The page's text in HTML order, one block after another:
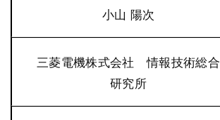
小山 陽次
三菱電機株式会社 情報技術総合
研究所